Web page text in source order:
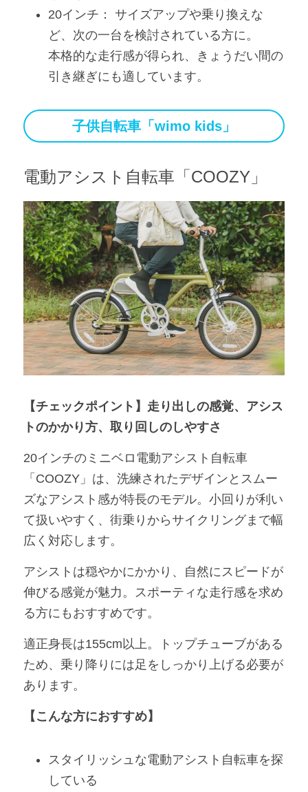
20インチ： サイズアップや乗り換えな
ど、次の一台を検討されている方に。
本格的な走行感が得られ、きょうだい間の
引き継ぎにも適しています。
子供自転車「wimo kids」
電動アシスト自転車「COOZY」
【チェックポイント】走り出しの感覚、アシス
トのかかり方、取り回しのしやすさ
20インチのミニベロ電動アシスト自転車
「COOZY」は、洗練されたデザインとスムー
ズなアシスト感が特長のモデル。小回りが利い
て扱いやすく、街乗りからサイクリングまで幅
広く対応します。
アシストは穏やかにかかり、自然にスピードが
伸びる感覚が魅力。スポーティな走行感を求め
る方にもおすすめです。
適正身長は155cm以上。トップチューブがある
ため、乗り降りには足をしっかり上げる必要が
あります。
【こんな方におすすめ】
スタイリッシュな電動アシスト自転車を探
している